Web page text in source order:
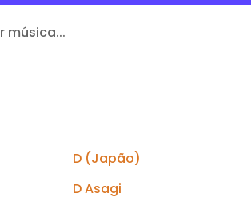
música...
D (Japão)
D Asagi